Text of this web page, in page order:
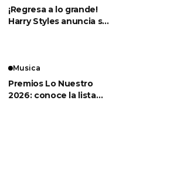
¡Regresa a lo grande!
Harry Styles anuncia su
Musica
Premios Lo Nuestro
2026: conoce la lista